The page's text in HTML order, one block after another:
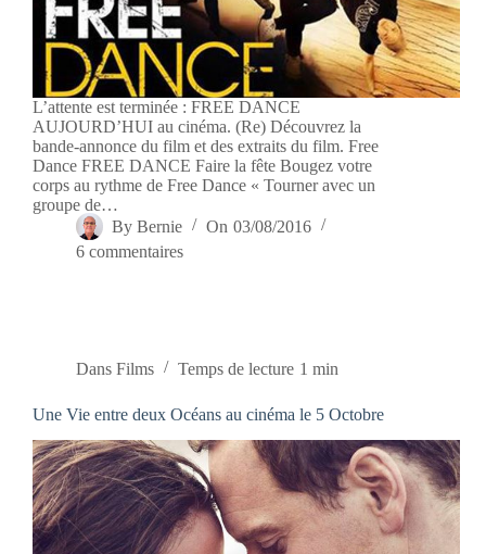
L’attente est terminée : FREE DANCE
AUJOURD’HUI au cinéma. (Re) Découvrez la
bande-annonce du film et des extraits du film. Free
Dance FREE DANCE Faire la fête Bougez votre
corps au rythme de Free Dance « Tourner avec un
groupe de…
By Bernie On 03/08/2016
6 commentaires
Dans Films Temps de lecture 1 min
Une Vie entre deux Océans au cinéma le 5 Octobre